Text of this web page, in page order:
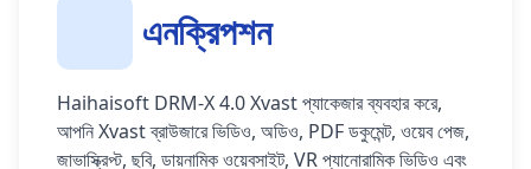
এনক্রিপশন
Haihaisoft DRM-X 4.0 Xvast প্যাকেজার ব্যবহার করে,
আপনি Xvast ব্রাউজারে ভিডিও, অডিও, PDF ডকুমেন্ট, ওয়েব পেজ,
জাভাস্ক্রিপ্ট, ছবি, ডায়নামিক ওয়েবসাইট, VR প্যানোরামিক ভিডিও এবং